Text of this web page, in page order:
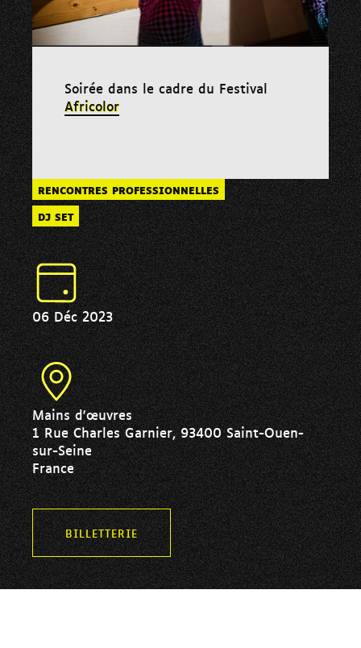
Soirée dans le cadre du Festival
Africolor
RENCONTRES PROFESSIONNELLES
DJ SET
06 Déc 2023
Mains d'œuvres
1 Rue Charles Garnier, 93400 Saint-Ouen-
sur-Seine
France
BILLETTERIE